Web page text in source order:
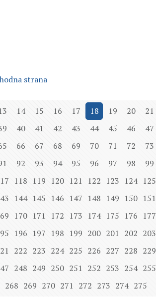
strana
14 15 16 17 18 19 20 21
40 41 42 43 44 45 46 47
66 67 68 69 70 71 72 73
92 93 94 95 96 97 98 99
118 119 120 121 122 123 124 125
144 145 146 147 148 149 150 151
170 171 172 173 174 175 176 177
196 197 198 199 200 201 202 203
222 223 224 225 226 227 228 229
248 249 250 251 252 253 254 255
268 269 270 271 272 273 274 275